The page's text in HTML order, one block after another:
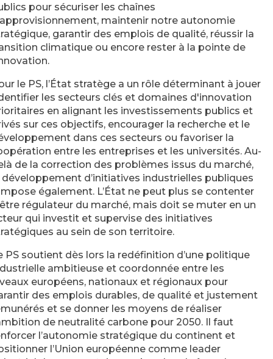
pour sécuriser les chaînes
maintenir notre autonomie
garantir des emplois de qualité, réussir la
climatique ou encore rester à la pointe de
le PS, l’État stratège a un rôle déterminant à jouer
les secteurs clés et domaines d'innovation
en alignant les investissements publics et
sur ces objectifs, encourager la recherche et le
dans ces secteurs ou favoriser la
entre les entreprises et les universités. Au-
de la correction des problèmes issus du marché,
développement d’initiatives industrielles publiques
également. L’État ne peut plus se contenter
régulateur du marché, mais doit se muter en un
qui investit et supervise des initiatives
au sein de son territoire.
PS soutient dès lors la redéfinition d’une politique
ambitieuse et coordonnée entre les
européens, nationaux et régionaux pour
des emplois durables, de qualité et justement
et se donner les moyens de réaliser
de neutralité carbone pour 2050. Il faut
l’autonomie stratégique du continent et
l’Union européenne comme leader